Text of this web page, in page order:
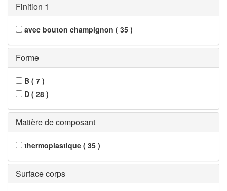
Finition 1
avec bouton champignon ( 35 )
Forme
B ( 7 )
D ( 28 )
Matière de composant
thermoplastique ( 35 )
Surface corps